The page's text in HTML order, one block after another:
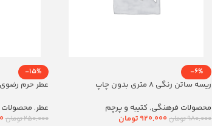
-6%
ریسه ساتن رنگی 8 متری بدون چاپ
محصولات فرهنگی, کتیبه و پرچم
980,000تومان920,000تومان
-15%
عطر حرم رضوی 20ml
عطر,
250,000تومان